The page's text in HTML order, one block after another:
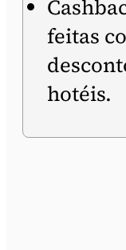
feitas
hotéis.